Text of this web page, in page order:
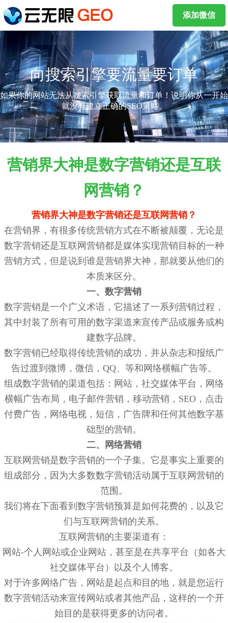
添加微信
向搜索引擎要流量要订单
如果你的网站无法从搜索引擎获取流量和订单！说明你从一开始
就没有建立正确的SEO策略。
营销界大神是数字营销还是互联
网营销？
营销界大神是数字营销还是互联网营销？
在营销界，有很多传统营销方式在不断被颠覆，无论是
数字营销还是互联网营销都是媒体实现营销目标的一种
营销方式，但是说到谁是营销界大神，那就要从他们的
本质来区分。
一、数字营销
数字营销是一个广义术语，它描述了一系列营销过程，
其中封装了所有可用的数字渠道来宣传产品或服务或构
建数字品牌。
数字营销已经取得传统营销的成功，并从杂志和报纸广
告过渡到微博，微信，QQ、等和网络横幅广告等。
组成数字营销的渠道包括：网站，社交媒体平台，网络
横幅广告布局，电子邮件营销，移动营销，SEO，点击
付费广告，网络电视，短信，广告牌和任何其他数字基
础型的营销。
二、网络营销
互联网营销是数字营销的一个子集。它是事实上重要的
组成部分，因为大多数数字营销活动属于互联网营销的
范围。
我们将在下面看到数字营销预算是如何花费的，以及它
们与互联网营销的关系。
互联网营销的主要渠道有：
网站-个人网站或企业网站，甚至是在共享平台（如各大
社交媒体平台）以及个人博客。
对于许多网络广告，网站是起点和目的地，就是您运行
数字营销活动来宣传网站或者其他产品，这样的一个开
始目的是获得更多的访问者。